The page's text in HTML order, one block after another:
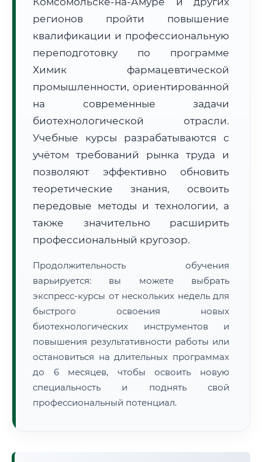
Расчет логистики оригиналов:
• Экспресс-доставка СДЭК / Почтой:5–7 рабочих дней
📜 Документы и аккредитация ФИС ФРДО
🔍Нажмите на документ для увеличения и просмотра
регионов пройти повышение
квалификации и профессиональную
переподготовку по программе
Химик фармацевтической
промышленности, ориентированной
на современные задачи
биотехнологической отрасли.
Учебные курсы разрабатываются с
учётом требований рынка труда и
позволяют эффективно обновить
теоретические знания, освоить
передовые методы и технологии, а
также значительно расширить
профессиональный кругозор.
Продолжительность обучения
варьируется: вы можете выбрать
экспресс-курсы от нескольких недель для
быстрого освоения новых
биотехнологических инструментов и
повышения результативности работы или
остановиться на длительных программах
до 6 месяцев, чтобы освоить новую
специальность и поднять свой
профессиональный потенциал.